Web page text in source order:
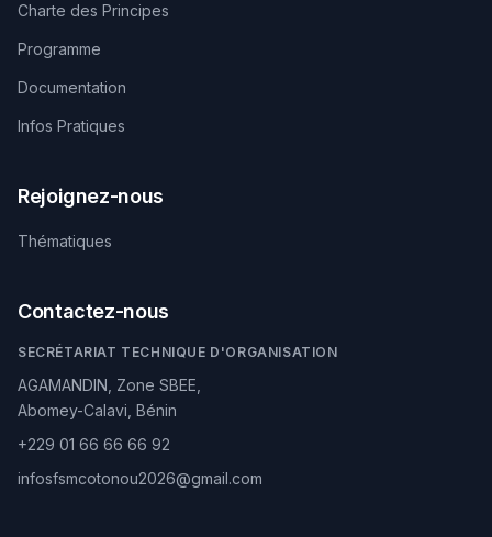
Charte des Principes
Programme
Documentation
Infos Pratiques
Rejoignez-nous
Thématiques
Contactez-nous
SECRÉTARIAT TECHNIQUE D'ORGANISATION
AGAMANDIN, Zone SBEE,
Abomey-Calavi, Bénin
+229 01 66 66 66 92
infosfsmcotonou2026@gmail.com